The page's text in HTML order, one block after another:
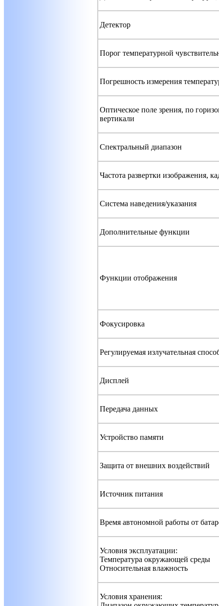
Детектор
Порог температурной
Погрешность измерения
Оптическое поле зрения, по
вертикали
Спектральный диапазон
Частота развертки изображения,
Система наведения/указания
Дополнительные функции
Функции отображения
Фокусировка
Регулируемая излучательная
Дисплей
Передача данных
Устройство памяти
Защита от внешних воздействий
Источник питания
Время автономной работы от
Условия эксплуатации:
Температура окружающей среды
Относительная влажность
Условия хранения: